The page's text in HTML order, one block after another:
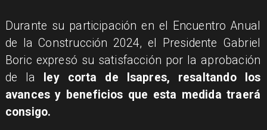
Durante su participación en el Encuentro Anual
de la Construcción 2024, el Presidente Gabriel
Boric expresó su satisfacción por la aprobación
de la
ley corta de Isapres, resaltando los
avances y beneficios que esta medida traerá
consigo.